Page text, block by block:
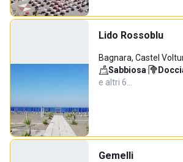
Lido Rossoblu
Bagnara, Castel
Sabbiosa·
e altri 6…
Gemelli